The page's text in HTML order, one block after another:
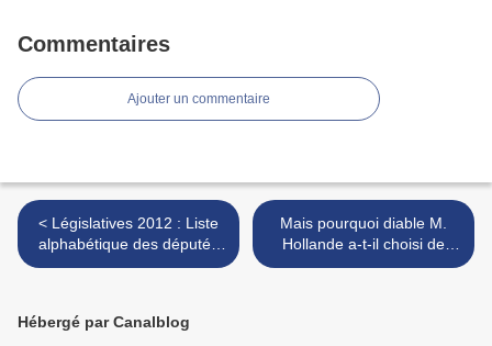
Commentaires
Ajouter un commentaire
< Législatives 2012 : Liste
alphabétique des députés
élus à l'Assemblée
Mais pourquoi diable M.
Hollande a-t-il choisi de
faire partie de ceux qui
Hébergé par Canalblog